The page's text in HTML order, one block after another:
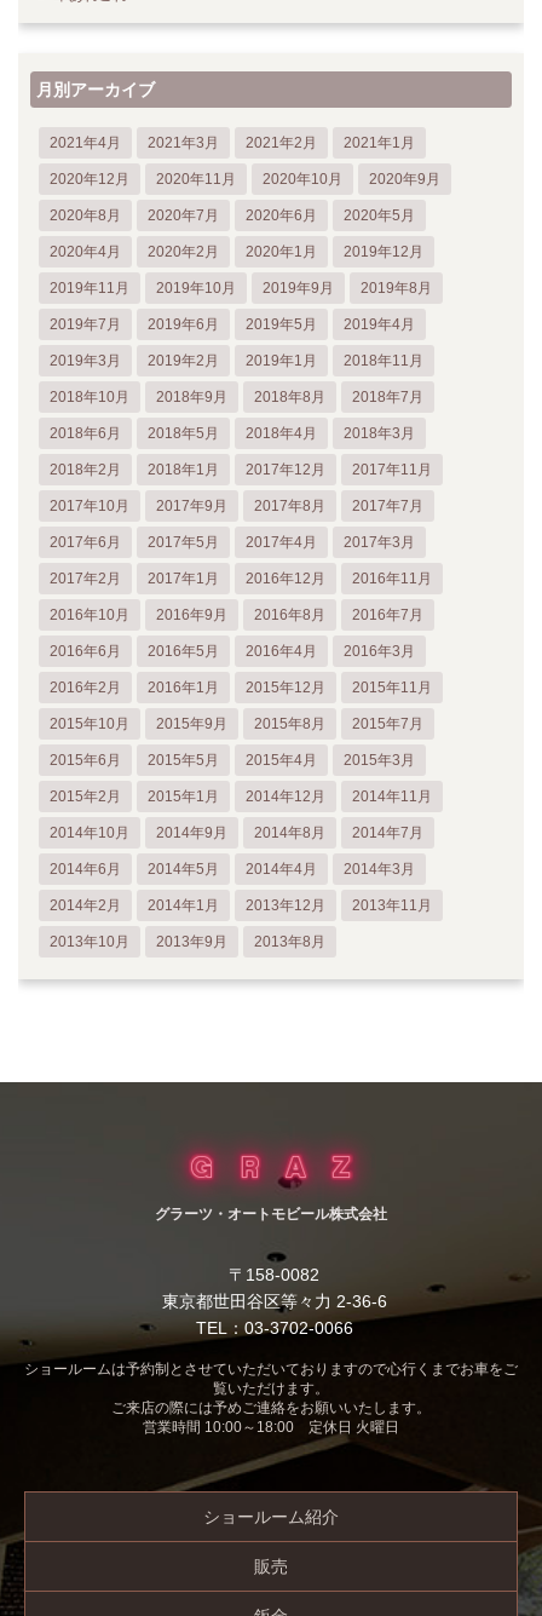
月別アーカイブ
2021年4月 2021年3月 2021年2月 2021年1月
2020年12月 2020年11月 2020年10月 2020年9月
2020年8月 2020年7月 2020年6月 2020年5月
2020年4月 2020年2月 2020年1月 2019年12月
2019年11月 2019年10月 2019年9月 2019年8月
2019年7月 2019年6月 2019年5月 2019年4月
2019年3月 2019年2月 2019年1月 2018年11月
2018年10月 2018年9月 2018年8月 2018年7月
2018年6月 2018年5月 2018年4月 2018年3月
2018年2月 2018年1月 2017年12月 2017年11月
2017年10月 2017年9月 2017年8月 2017年7月
2017年6月 2017年5月 2017年4月 2017年3月
2017年2月 2017年1月 2016年12月 2016年11月
2016年10月 2016年9月 2016年8月 2016年7月
2016年6月 2016年5月 2016年4月 2016年3月
2016年2月 2016年1月 2015年12月 2015年11月
2015年10月 2015年9月 2015年8月 2015年7月
2015年6月 2015年5月 2015年4月 2015年3月
2015年2月 2015年1月 2014年12月 2014年11月
2014年10月 2014年9月 2014年8月 2014年7月
2014年6月 2014年5月 2014年4月 2014年3月
2014年2月 2014年1月 2013年12月 2013年11月
2013年10月 2013年9月 2013年8月
グラーツ・オートモビール株式会社
〒158-0082
東京都世田谷区等々力 2-36-6
TEL：03-3702-0066
ショールームは予約制とさせていただいておりますので心行くまでお車をご
覧いただけます。
ご来店の際には予めご連絡をお願いいたします。
営業時間 10:00～18:00 定休日 火曜日
ショールーム紹介
販売